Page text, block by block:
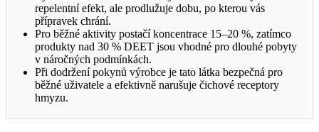
repelentní efekt, ale prodlužuje dobu, po kterou vás
přípravek chrání.
Pro běžné aktivity postačí koncentrace 15–20 %, zatímco
produkty nad 30 % DEET jsou vhodné pro dlouhé pobyty
v náročných podmínkách.
Při dodržení pokynů výrobce je tato látka bezpečná pro
běžné uživatele a efektivně narušuje čichové receptory
hmyzu.